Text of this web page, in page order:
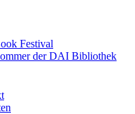
Festival
der DAI Bibliothek